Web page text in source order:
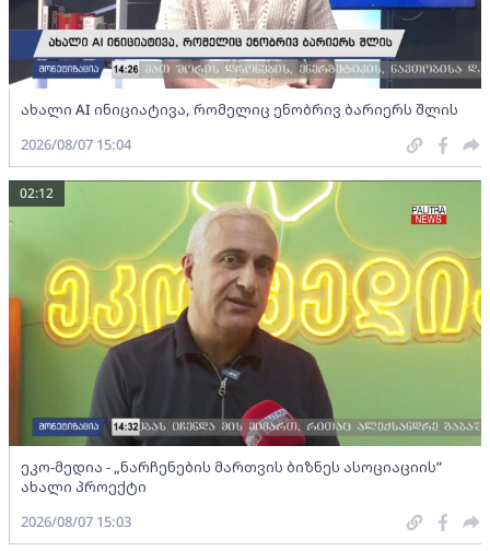
ახალი AI ინიციატივა, რომელიც ენობრივ ბარიერს შლის
2026/08/07 15:04
ეკო-მედია - „ნარჩენების მართვის ბიზნეს ასოციაციის”
ახალი პროექტი
02:12
2026/08/07 15:03